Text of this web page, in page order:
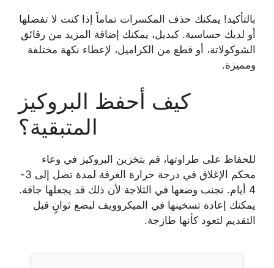
بالتأكيد! يمكنك حذف المكسرات تماماً إذا كنت لا تفضلها
أو لديك حساسية. كبديل، يمكنك إضافة المزيد من رقائق
الشوكولاتة، أو قطع من الكراميل، لإعطاء نكهة مختلفة
ومميزة.
كيف أحفظ البروكيز
المتبقية؟
للحفاظ على طراوتها، قم بتخزين البروكيز في وعاء
محكم الإغلاق في درجة حرارة الغرفة لمدة تصل إلى 3-
4 أيام. تجنب وضعها في الثلاجة لأن ذلك قد يجعلها جافة.
يمكنك إعادة تسخينها في الميكروويف لبضع ثوانٍ قبل
التقديم لتعود كأنها طازجة.